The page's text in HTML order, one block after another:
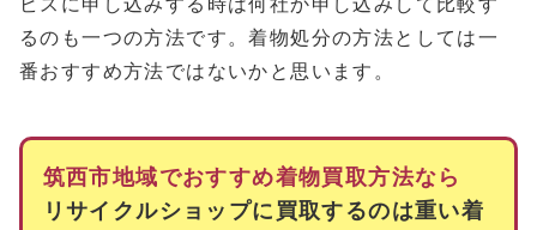
るのも一つの方法です。着物処分の方法としては一
番おすすめ方法ではないかと思います。
筑西市地域でおすすめ着物買取方法なら
リサイクルショップに買取するのは重い着